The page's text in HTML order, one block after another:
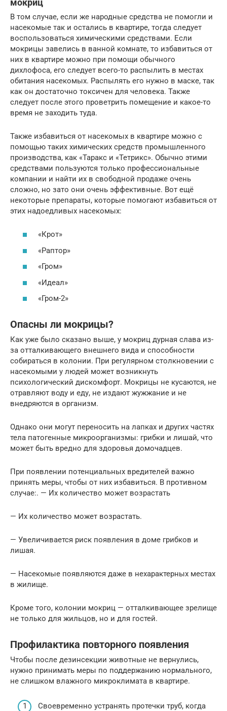
мокриц
В том случае, если же народные средства не помогли и
насекомые так и остались в квартире, тогда следует
воспользоваться химическими средствами. Если
мокрицы завелись в ванной комнате, то избавиться от
них в квартире можно при помощи обычного
дихлофоса, его следует всего-то распылить в местах
обитания насекомых. Распылять его нужно в маске, так
как он достаточно токсичен для человека. Также
следует после этого проветрить помещение и какое-то
время не заходить туда.
Также избавиться от насекомых в квартире можно с
помощью таких химических средств промышленного
производства, как «Таракс и «Тетрикс». Обычно этими
средствами пользуются только профессиональные
компании и найти их в свободной продаже очень
сложно, но зато они очень эффективные. Вот ещё
некоторые препараты, которые помогают избавиться от
этих надоедливых насекомых:
«Крот»
«Раптор»
«Гром»
«Идеал»
«Гром-2»
Опасны ли мокрицы?
Как уже было сказано выше, у мокриц дурная слава из-
за отталкивающего внешнего вида и способности
собираться в колонии. При регулярном столкновении с
насекомыми у людей может возникнуть
психологический дискомфорт. Мокрицы не кусаются, не
отравляют воду и еду, не издают жужжание и не
внедряются в организм.
Однако они могут переносить на лапках и других частях
тела патогенные микроорганизмы: грибки и лишай, что
может быть вредно для здоровья домочадцев.
При появлении потенциальных вредителей важно
принять меры, чтобы от них избавиться. В противном
случае:. — Их количество может возрастать
— Их количество может возрастать.
— Увеличивается риск появления в доме грибков и
лишая.
— Насекомые появляются даже в нехарактерных местах
в жилище.
Кроме того, колонии мокриц — отталкивающее зрелище
не только для жильцов, но и для гостей.
Профилактика повторного появления
Чтобы после дезинсекции животные не вернулись,
нужно принимать меры по поддержанию нормального,
не слишком влажного микроклимата в квартире.
Своевременно устранять протечки труб, когда